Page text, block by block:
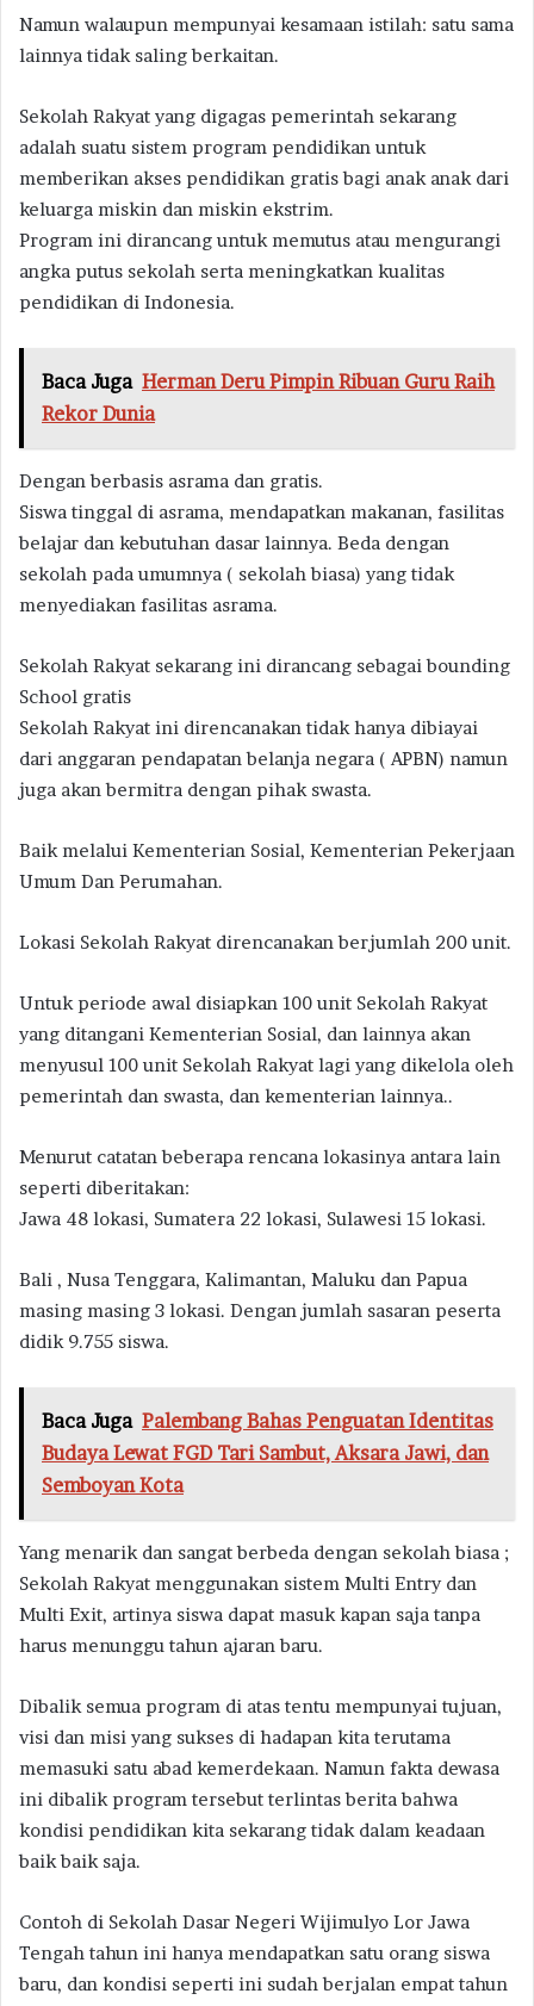
Namun walaupun mempunyai kesamaan istilah: satu sama
lainnya tidak saling berkaitan.
Sekolah Rakyat yang digagas pemerintah sekarang
adalah suatu sistem program pendidikan untuk
memberikan akses pendidikan gratis bagi anak anak dari
keluarga miskin dan miskin ekstrim.
Program ini dirancang untuk memutus atau mengurangi
angka putus sekolah serta meningkatkan kualitas
pendidikan di Indonesia.
Baca Juga Herman Deru Pimpin Ribuan Guru Raih
Rekor Dunia
Dengan berbasis asrama dan gratis.
Siswa tinggal di asrama, mendapatkan makanan, fasilitas
belajar dan kebutuhan dasar lainnya. Beda dengan
sekolah pada umumnya ( sekolah biasa) yang tidak
menyediakan fasilitas asrama.
Sekolah Rakyat sekarang ini dirancang sebagai bounding
School gratis
Sekolah Rakyat ini direncanakan tidak hanya dibiayai
dari anggaran pendapatan belanja negara ( APBN) namun
juga akan bermitra dengan pihak swasta.
Baik melalui Kementerian Sosial, Kementerian Pekerjaan
Umum Dan Perumahan.
Lokasi Sekolah Rakyat direncanakan berjumlah 200 unit.
Untuk periode awal disiapkan 100 unit Sekolah Rakyat
yang ditangani Kementerian Sosial, dan lainnya akan
menyusul 100 unit Sekolah Rakyat lagi yang dikelola oleh
pemerintah dan swasta, dan kementerian lainnya..
Menurut catatan beberapa rencana lokasinya antara lain
seperti diberitakan:
Jawa 48 lokasi, Sumatera 22 lokasi, Sulawesi 15 lokasi.
Bali , Nusa Tenggara, Kalimantan, Maluku dan Papua
masing masing 3 lokasi. Dengan jumlah sasaran peserta
didik 9.755 siswa.
Baca Juga Palembang Bahas Penguatan Identitas
Budaya Lewat FGD Tari Sambut, Aksara Jawi, dan
Semboyan Kota
Yang menarik dan sangat berbeda dengan sekolah biasa ;
Sekolah Rakyat menggunakan sistem Multi Entry dan
Multi Exit, artinya siswa dapat masuk kapan saja tanpa
harus menunggu tahun ajaran baru.
Dibalik semua program di atas tentu mempunyai tujuan,
visi dan misi yang sukses di hadapan kita terutama
memasuki satu abad kemerdekaan. Namun fakta dewasa
ini dibalik program tersebut terlintas berita bahwa
kondisi pendidikan kita sekarang tidak dalam keadaan
baik baik saja.
Contoh di Sekolah Dasar Negeri Wijimulyo Lor Jawa
Tengah tahun ini hanya mendapatkan satu orang siswa
baru, dan kondisi seperti ini sudah berjalan empat tahun